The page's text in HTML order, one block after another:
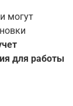
могут
для работы